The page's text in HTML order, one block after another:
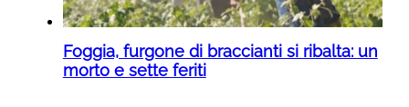
Foggia, furgone di braccianti si ribalta: un
morto e sette feriti